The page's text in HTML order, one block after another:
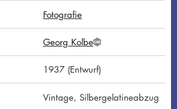
Fotografie
Georg KolbeG
N
D
1937 (Entwurf)
Vintage, Silbergelatineabzug